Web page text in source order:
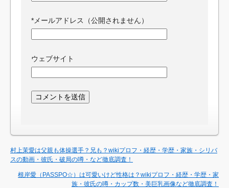
* メールアドレス（公開されません）
ウェブサイト
村上茉愛は父親も体操選手？兄も？wikiプロフ・経歴・学歴・家族・シリバ
スの動画・彼氏・破局の噂・など徹底調査！
根岸愛（PASSPO☆）は可愛いけど性格は？wikiプロフ・経歴・学歴・家
族・彼氏の噂・カップ数・美巨乳画像など徹底調査！